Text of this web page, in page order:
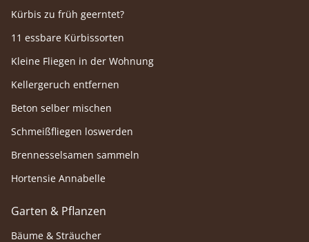
Kürbis zu früh geerntet?
11 essbare Kürbissorten
Kleine Fliegen in der Wohnung
Kellergeruch entfernen
Beton selber mischen
Schmeißfliegen loswerden
Brennesselsamen sammeln
Hortensie Annabelle
Garten & Pflanzen
Bäume & Sträucher